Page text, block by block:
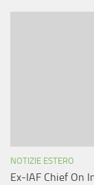
NOTIZIE ESTERO
Ex-IAF Chief On